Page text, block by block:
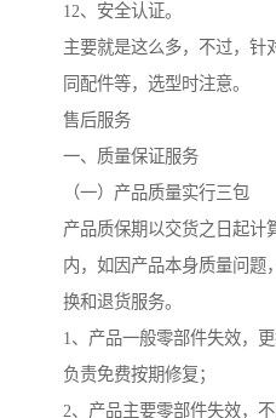
12、安全认证。
主要就是这么多，不过，针
同配件等，选型时注意。
售后服务
一、质量保证服务
（一）产品质量实行三包
产品质保期以交货之日起计
内，如因产品本身质量问题
换和退货服务。
1、产品一般零部件失效，
负责免费按期修复；
2、产品主要零部件失效，